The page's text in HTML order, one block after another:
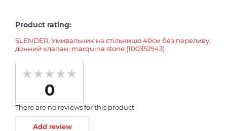
Product rating:
SLENDER, Умивальник на стільницю 40см без переливу,
донний клапан, marquina stone (100352943)
0
There are no reviews for this product
Add review